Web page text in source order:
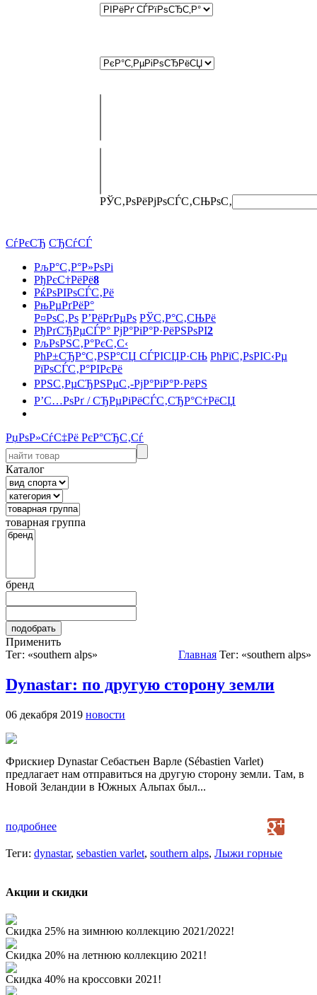
РЎС‚РѕРёРјРѕСЃС‚СЊРѕС‚
СѓРєСЂ СЂСѓСЃ
РљР°С‚Р°Р»РѕРі
РђРєС†РёРё8
РќРѕРІРѕСЃС‚Рё
РњРµРґРёР°
Р¤РѕС‚Рѕ Р’РёРґРµРѕ РЎС‚Р°С‚СЊРё
РђРґСЂРµСЃР° РјР°РіР°Р·РёРЅРѕРІ2
РљРѕРЅС‚Р°РєС‚С‹
РћР±СЂР°С‚РЅР°СЏ СЃРІСЏР·СЊ РћРїС‚РѕРІС‹Рµ
РїРѕСЃС‚Р°РІРєРё
РРЅС‚РµСЂРЅРµС‚-РјР°РіР°Р·РёРЅ
Р’С…РѕРґ / СЂРµРіРёСЃС‚СЂР°С†РёСЏ
РџРѕР»СѓС‡Рё РєР°СЂС‚Сѓ
Каталог
товарная группа
бренд
Применить
Тег: «southern alps»
Главная Тег: «southern alps»
Dynastar: по другую сторону земли
06 декабря 2019 новости
Фрискиер Dynastar Себастьен Варле (Sébastien Varlet)
предлагает нам отправиться на другую сторону земли. Там, в
Новой Зеландии в Южных Альпах был...
подробнее
Теги: dynastar, sebastien varlet, southern alps, Лыжи горные
Акции и скидки
Скидка 25% на зимнюю коллекцию 2021/2022!
Скидка 20% на летнюю коллекцию 2021!
Скидка 40% на кроссовки 2021!